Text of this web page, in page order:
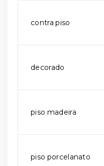
contra piso
decorado
piso madeira
piso porcelanato